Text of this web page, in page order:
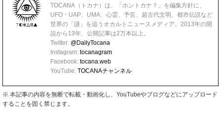
TOCANA（トカナ）は、「ホントカナ？」を編集方針に、
UFO・UAP、UMA、心霊、予言、超古代文明、都市伝説など
世界の「謎」を追うオカルトニュースメディア。2013年の開
設から13年、公開記事は2万本以上。
Twitter: @DailyTocana
Instagram: tocanagram
Facebook: tocana.web
YouTube: TOCANAチャンネル
※ 本記事の内容を無断で転載・動画化し、YouTubeやブログなどにアップロード
することを固く禁じます。